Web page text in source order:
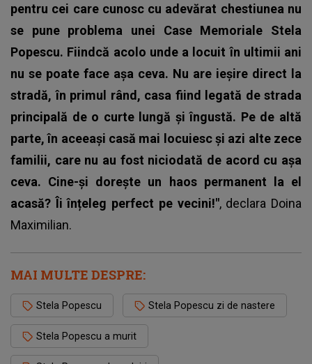
pentru cei care cunosc cu adevărat chestiunea nu
se pune problema unei Case Memoriale Stela
Popescu. Fiindcă acolo unde a locuit în ultimii ani
nu se poate face așa ceva. Nu are ieșire direct la
stradă, în primul rând, casa fiind legată de strada
principală de o curte lungă și îngustă. Pe de altă
parte, în aceeași casă mai locuiesc și azi alte zece
familii, care nu au fost niciodată de acord cu așa
ceva. Cine-și dorește un haos permanent la el
acasă? Îi înțeleg perfect pe vecini!", declara Doina
Maximilian.
MAI MULTE DESPRE:
Stela Popescu Stela Popescu zi de nastere
Stela Popescu a murit